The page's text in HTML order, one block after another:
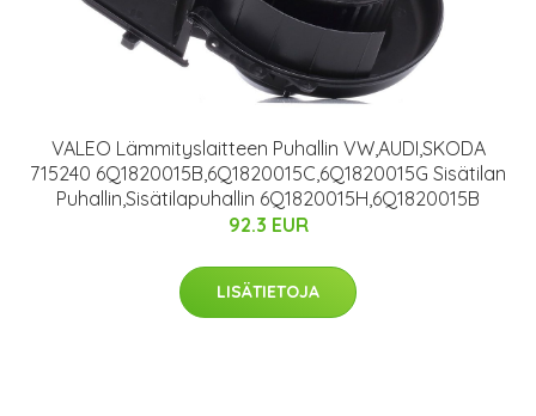
VALEO Lämmityslaitteen Puhallin VW,AUDI,SKODA
715240 6Q1820015B,6Q1820015C,6Q1820015G Sisätilan
Puhallin,Sisätilapuhallin 6Q1820015H,6Q1820015B
92.3 EUR
LISÄTIETOJA